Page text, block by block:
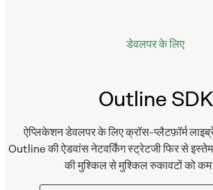
डेवलपर के लिए
Outline SDK
ऐप्लिकेशन डेवलपर के लिए क्रॉस-प्लैटफ़ॉर्म
Outline की ऐडवांस नेटवर्किंग स्ट्रेटजी फिर से
की मुश्किल से मुश्किल रुकावटों को